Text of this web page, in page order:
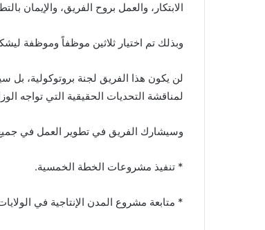
الابتكار، والعمل بروح الفريق، والإيمان
وبذلك تم اختيار ثلاثين موظفاً وموظفة
لمناقشة التحديات الحقيقية التي تواجه
وسيشارك الفريق في تطوير العمل في
* تنفيذ مشروعات الخطة الخمسية.
* متابعة مشروع المدن الإنتاجية في